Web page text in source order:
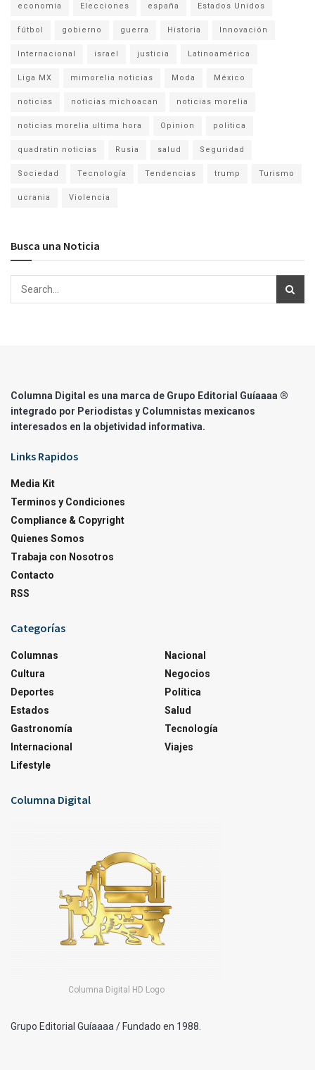
economia Elecciones españa Estados Unidos
fútbol gobierno guerra Historia Innovación
Internacional israel justicia Latinoamérica
Liga MX mimorelia noticias Moda México
noticias noticias michoacan noticias morelia
noticias morelia ultima hora Opinion politica
quadratin noticias Rusia salud Seguridad
Sociedad Tecnología Tendencias trump Turismo
ucrania Violencia
Busca una Noticia
Columna Digital es una marca de Grupo Editorial Guíaaaa ®
integrado por Periodistas y Columnistas mexicanos
interesados en la objetividad informativa.
Links Rapidos
Media Kit
Terminos y Condiciones
Compliance & Copyright
Quienes Somos
Trabaja con Nosotros
Contacto
RSS
Categorías
Columnas
Cultura
Deportes
Estados
Gastronomía
Internacional
Lifestyle
Nacional
Negocios
Política
Salud
Tecnología
Viajes
Columna Digital
Columna Digital HD Logo
Grupo Editorial Guíaaaa / Fundado en 1988.